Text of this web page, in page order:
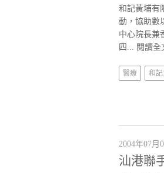
和記黃埔有
動，協助數
中心院長兼
四... 閱讀全
醫療 和記
2004年07月
汕港聯